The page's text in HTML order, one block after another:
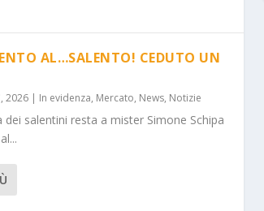
AL…SALENTO! CEDUTO UN
2026| In evidenza, Mercato, News, Notizie
dei salentini resta a mister Simone Schipa